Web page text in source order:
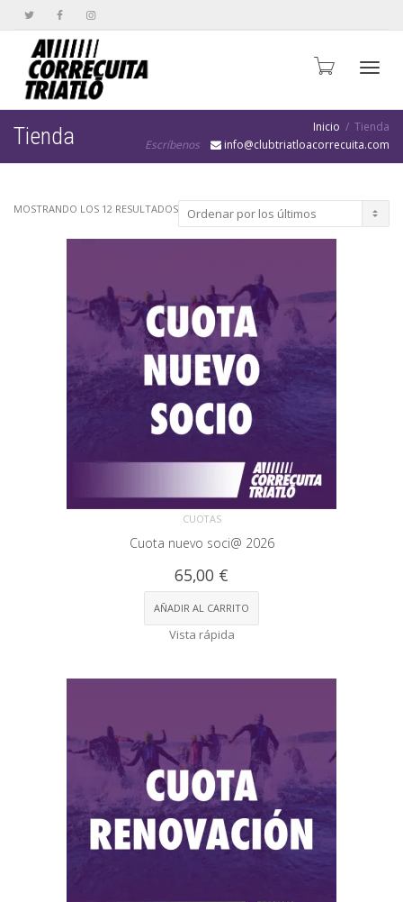
Tienda Inicio
Tienda
Escríbenos
info@clubtriatloacorrecuita.com
MOSTRANDO LOS 12 RESULTADOS
CUOTAS
Cuota nuevo soci@ 2026
65,00 €
AÑADIR AL CARRITO
Vista rápida